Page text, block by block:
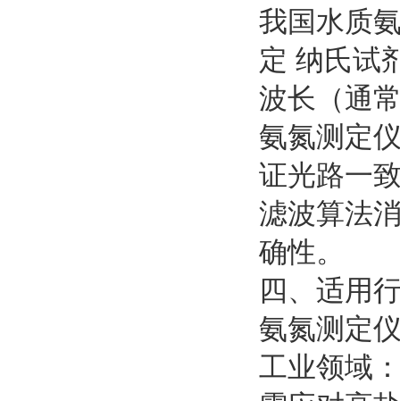
我国水质
定 纳氏试
波长（通
氨氮测定
证光路一
滤波算法
确性。
四、适用
氨氮测定
工业领域